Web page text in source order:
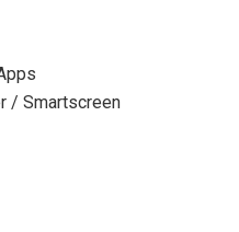
/ Smartscreen